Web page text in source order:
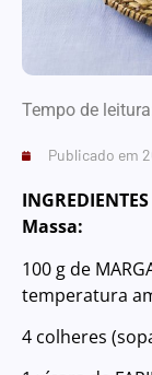
Tempo de
Publicado em
INGREDIENTES
Massa:
100 g de
temperatura
4 colheres